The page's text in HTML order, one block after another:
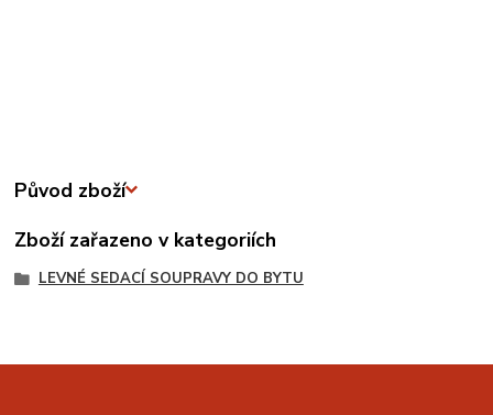
Původ zboží
Zboží zařazeno v kategoriích
LEVNÉ SEDACÍ SOUPRAVY DO BYTU